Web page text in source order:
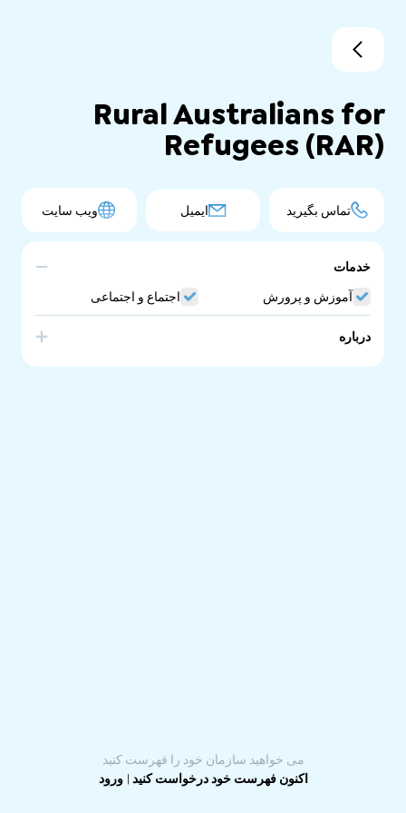
Rural Australians for
Refugees (RAR)
تماس بگیرید ایمیل ویب سایت
خدمات
آموزش و پرورش
اجتماع و اجتماعی
درباره
می خواهید سازمان خود را فهرست کنید
اکنون فهرست خود درخواست کنید |ورود